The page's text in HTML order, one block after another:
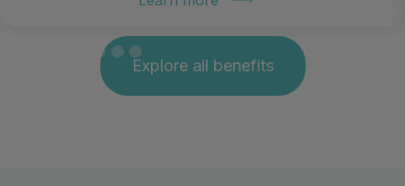
Explore all benefits